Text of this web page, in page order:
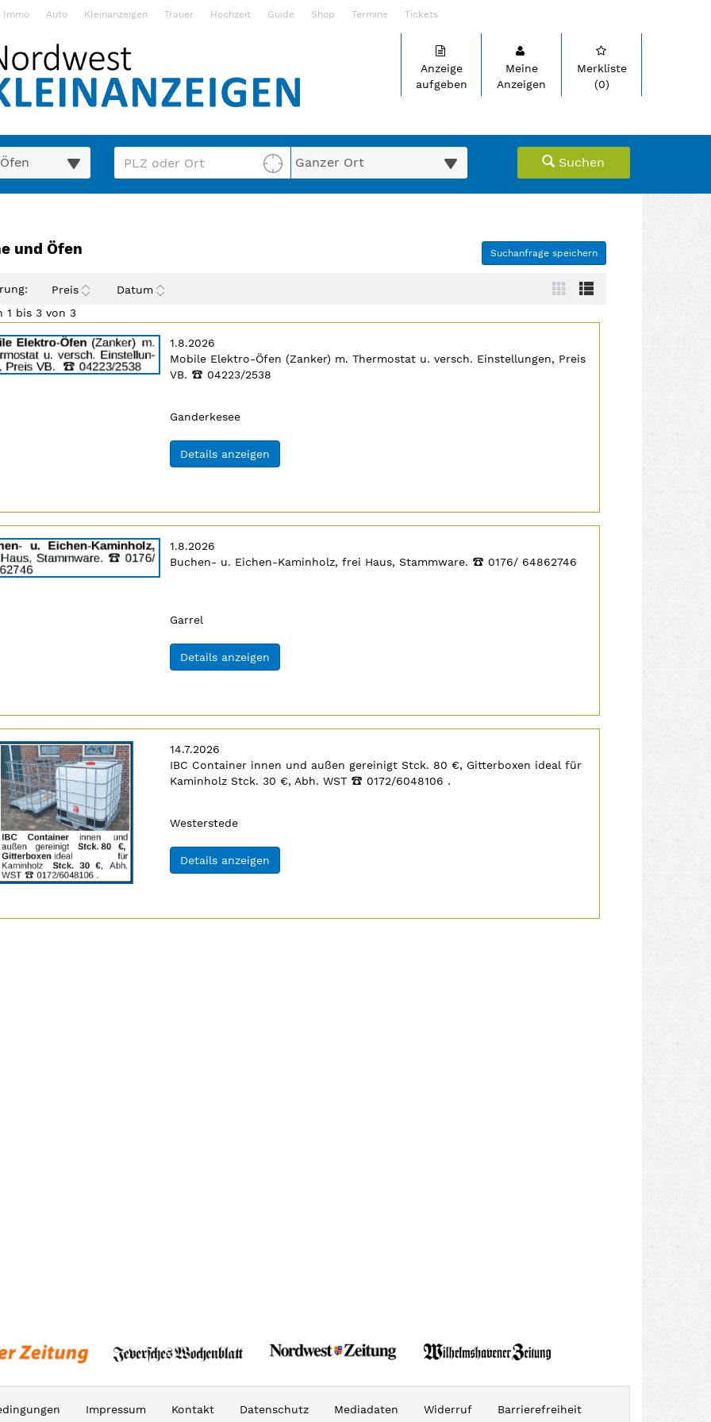
Immo Auto Kleinanzeigen Trauer Hochzeit Guide Shop Termine Tickets
Anzeige
aufgeben
Meine
Anzeigen
Merkliste
(0)
Suchen
Übersicht
und Öfen Suchanfrage speichern
Preis Datum
1 bis 3 von 3
Erscheinungsdatum:
1.8.2026
Anzeigentext:
Mobile Elektro-Öfen (Zanker) m. Thermostat u. versch. Einstellungen, Preis
VB. ‡ 04223/2538
Ort:
Ganderkesee
Details anzeigen(ID: 2064534)
Erscheinungsdatum:
1.8.2026
Anzeigentext:
Buchen- u. Eichen-Kaminholz, frei Haus, Stammware. ‡ 0176/ 64862746
Ort:
Garrel
Details anzeigen(ID: 2064551)
Erscheinungsdatum:
14.7.2026
Anzeigentext:
IBC Container innen und außen gereinigt Stck. 80 €, Gitterboxen ideal für
Kaminholz Stck. 30 €, Abh. WST ‡ 0172/6048106 .
Ort:
Westerstede
Details anzeigen(ID: 2060184)
Impressum Kontakt Datenschutz Mediadaten Widerruf Barrierefreiheit